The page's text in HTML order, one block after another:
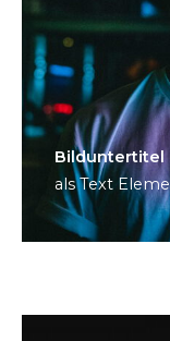
Bild­unter­titel
als Text